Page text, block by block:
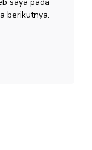
berikutnya.